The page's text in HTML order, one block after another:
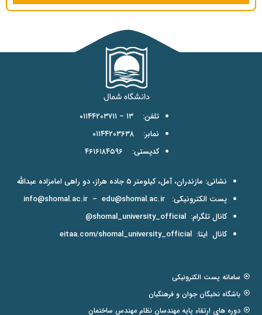
تلفن: ۱۳ – ۰۱۱۴۴۲۰۳۷۱۱
نمابر: ۰۱۱۴۴۲۰۳۶۳۸
کدپستی: ۴۶۱۶۱۸۴۵۹۶
نشانی: مازندران، آمل، کیلومتر ۵ جاده هراز، دو راهی امامزاده عبدالله
پست الکترونیکی:
info@shomal.ac.ir – edu@shomal.ac.ir
کانال تلگرام: shomal_university_official@
کانال ایتا: eitaa.com/shomal_university_official
سامانه پست الکترونیکی
باشگاه نخبگان جوان و فرهنگیان
دوره های ارتقاء پایه مهندسان نظام مهندس ساختمان